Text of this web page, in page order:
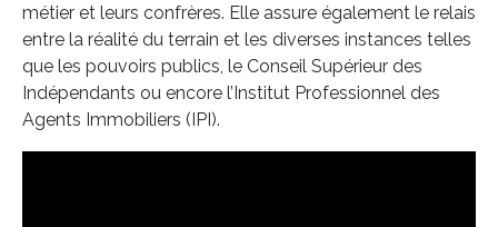
métier et leurs confrères. Elle assure également le relais
entre la réalité du terrain et les diverses instances telles
que les pouvoirs publics, le Conseil Supérieur des
Indépendants ou encore l’Institut Professionnel des
Agents Immobiliers (IPI).